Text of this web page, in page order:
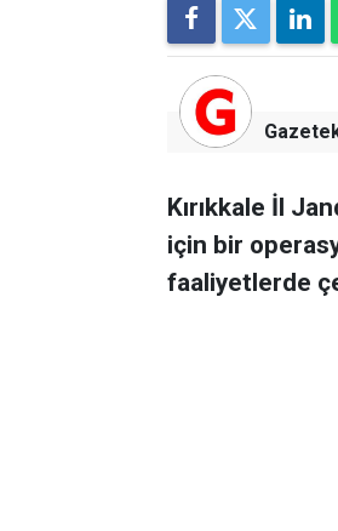
Kırıkkale İl
için bir
faaliyetlerde